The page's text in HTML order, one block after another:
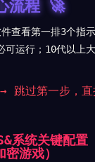
流程 🚀
件查看第一排3个指示
可运行；10代以上
跳过第一步，直
系统关键配置
游戏）